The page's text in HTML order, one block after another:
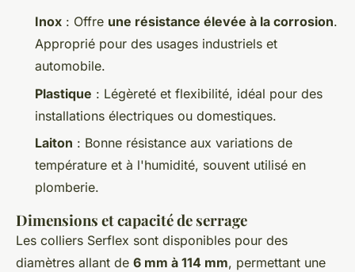
Inox : Offre une résistance élevée à la corrosion.
Approprié pour des usages industriels et
automobile.
Plastique : Légèreté et flexibilité, idéal pour des
installations électriques ou domestiques.
Laiton : Bonne résistance aux variations de
température et à l'humidité, souvent utilisé en
plomberie.
Dimensions et capacité de serrage
Les colliers Serflex sont disponibles pour des
diamètres allant de 6 mm à 114 mm, permettant une